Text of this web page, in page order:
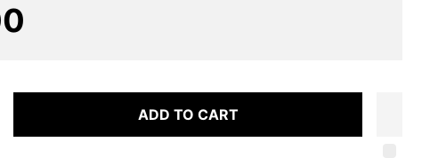
ADD TO CART